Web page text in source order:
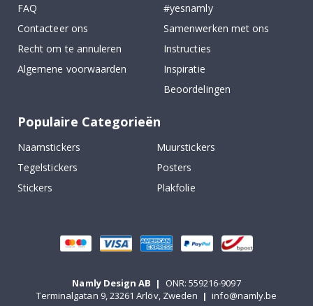
FAQ
Contacteer ons
Recht om te annuleren
Algemene voorwaarden
#yesnamly
Samenwerken met ons
Instructies
Inspiratie
Beoordelingen
Populaire Categorieën
Naamstickers
Muurstickers
Tegelstickers
Posters
Stickers
Plakfolie
Namly Design AB |
ONR: 559216-9097
Terminalgatan 9, 23261 Arlöv, Zweden | info@namly.be